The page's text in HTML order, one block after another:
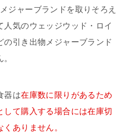
ジャーブランドを取りそろえ
人気のウェッジウッド・ロイ
の引き出物メジャーブランド
器は在庫数に限りがあるため
して購入する場合には在庫切
ありません。